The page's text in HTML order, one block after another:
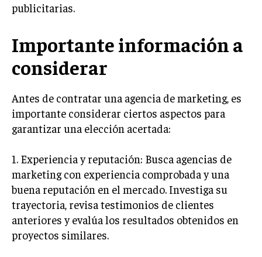
GESTIÓN DEL RIESGO EMPRESARIAL
DERECHO EMPRESARIAL Y REGULACIONES
ÉXITO EMPRESARIAL Y CASOS DE ESTUDIO
GOBIERNO CORPORATIVO
NEGOCIOS
ESTRATEGIAS DE NEGOCIOS
MARKETING B2B
MARKETING B2C
FRANQUICIAS
MARKETING DE INFLUENCERS
publicitarias.
Importante información a
considerar
Antes de contratar una agencia de marketing, es
importante considerar ciertos aspectos para
garantizar una elección acertada:
1. Experiencia y reputación: Busca agencias de
marketing con experiencia comprobada y una
buena reputación en el mercado. Investiga su
trayectoria, revisa testimonios de clientes
anteriores y evalúa los resultados obtenidos en
proyectos similares.